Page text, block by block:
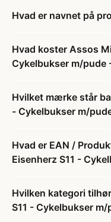
Hvad er navnet på
Hvad koster Assos
Cykelbukser m/pude
Hvilket mærke står
- Cykelbukser m/
Hvad er EAN /
Eisenherz S11 -
Hvilken kategori
S11 - Cykelbukser